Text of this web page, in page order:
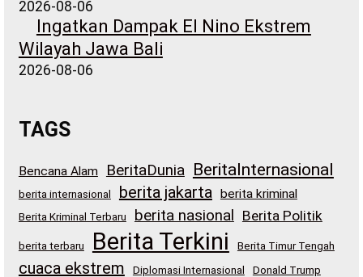
2026-08-06
Ingatkan Dampak El Nino Ekstrem
Wilayah Jawa Bali
2026-08-06
TAGS
Bencana Alam BeritaDunia BeritaInternasional
berita internasional berita jakarta berita kriminal
Berita Kriminal Terbaru berita nasional Berita Politik
berita terbaru Berita Terkini Berita Timur Tengah
cuaca ekstrem Diplomasi Internasional
Donald Trump